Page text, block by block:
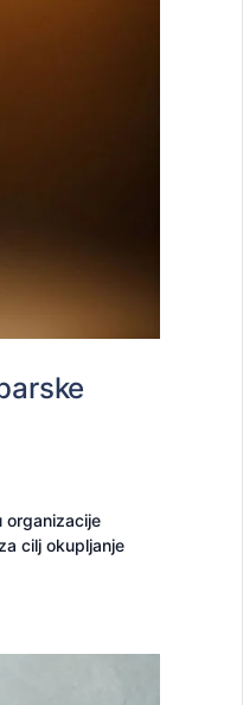
organizacije
cilj okupljanje